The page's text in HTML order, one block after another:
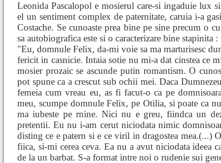
Leonida Pascalopol e mosierul care-si ingaduie lux
el un sentiment complex de paternitate, caruia i-a
Costache. Se cunoaste prea bine pe sine precum o
sa autobiografica este si o caracterizare bine stapinita :
"Eu, domnule Felix, da-mi voie sa ma marturisesc
fericit in casnicie. Intaia sotie nu mi-a dat cinstea ce
mosier prozaic se ascunde putin romantism. O
pot spune ca a crescut sub ochii mei. Daca
femeia cum vreau eu, as fi facut-o ca pe
meu, scumpe domnule Felix, pe Otilia, si poate ca
ma iubeste pe rnine. Nici nu e greu, fiindca un
pretentii. Eu nu i-am cerut niciodata nimic
disting ce e patern si e ce viril in dragostea mea.(...)
fiica, si-mi cerea ceva. Ea nu a avut niciodata ideea
de la un barbat. S-a format intre noi o rudenie sui